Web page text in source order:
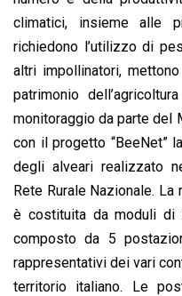
climatici, insieme alle
richiedono l’utilizzo di
altri impollinatori,
patrimonio
monitoraggio da parte del
con il progetto “BeeNet”
degli alveari realizzato
Rete Rurale Nazionale.
è costituita da moduli di
composto da 5
rappresentativi dei vari
territorio italiano. Le